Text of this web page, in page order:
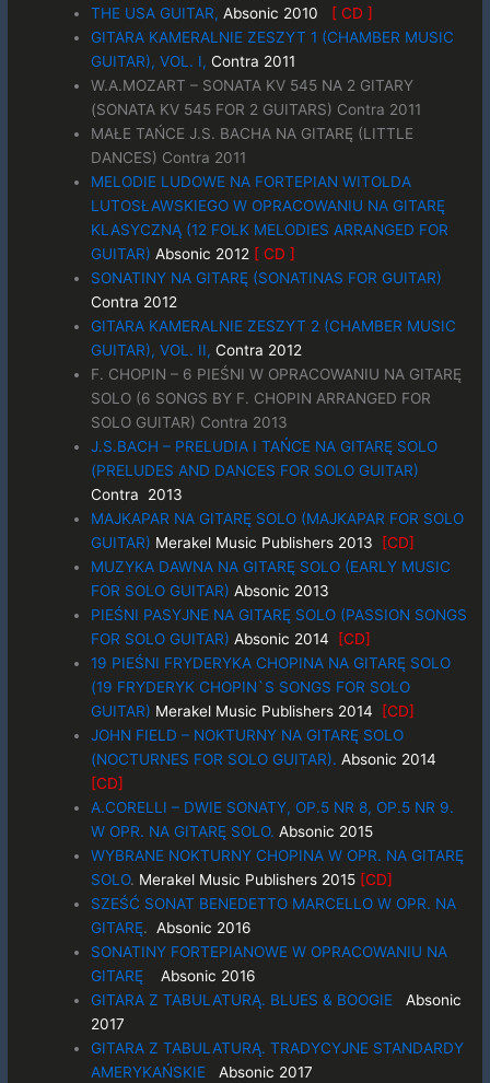
THE USA GUITAR, Absonic 2010
[ CD ]
GITARA KAMERALNIE ZESZYT 1 (CHAMBER MUSIC
GUITAR), VOL. I, Contra 2011
W.A.MOZART – SONATA KV 545 NA 2 GITARY
(SONATA KV 545 FOR 2 GUITARS) Contra 2011
MAŁE TAŃCE J.S. BACHA NA GITARĘ (LITTLE
DANCES) Contra 2011
MELODIE LUDOWE NA FORTEPIAN WITOLDA
LUTOSŁAWSKIEGO W OPRACOWANIU NA GITARĘ
KLASYCZNĄ (12 FOLK MELODIES ARRANGED FOR
GUITAR) Absonic 2012 [ CD ]
SONATINY NA GITARĘ (SONATINAS FOR GUITAR)
Contra 2012
GITARA KAMERALNIE ZESZYT 2 (CHAMBER MUSIC
GUITAR), VOL. II, Contra 2012
F. CHOPIN – 6 PIEŚNI W OPRACOWANIU NA GITARĘ
SOLO (6 SONGS BY F. CHOPIN ARRANGED FOR
SOLO GUITAR) Contra 2013
J.S.BACH – PRELUDIA I TAŃCE NA GITARĘ SOLO
(PRELUDES AND DANCES FOR SOLO GUITAR)
Contra 2013
MAJKAPAR NA GITARĘ SOLO (MAJKAPAR FOR SOLO
GUITAR) Merakel Music Publishers 2013 [CD]
MUZYKA DAWNA NA GITARĘ SOLO (EARLY MUSIC
FOR SOLO GUITAR) Absonic 2013
PIEŚNI PASYJNE NA GITARĘ SOLO (PASSION SONGS
FOR SOLO GUITAR) Absonic 2014 [CD]
19 PIEŚNI FRYDERYKA CHOPINA NA GITARĘ SOLO
(19 FRYDERYK CHOPIN`S SONGS FOR SOLO
GUITAR) Merakel Music Publishers 2014 [CD]
JOHN FIELD – NOKTURNY NA GITARĘ SOLO
(NOCTURNES FOR SOLO GUITAR). Absonic 2014
[CD]
A.CORELLI – DWIE SONATY, OP.5 NR 8, OP.5 NR 9.
W OPR. NA GITARĘ SOLO. Absonic 2015
WYBRANE NOKTURNY CHOPINA W OPR. NA GITARĘ
SOLO. Merakel Music Publishers 2015 [CD]
SZEŚĆ SONAT BENEDETTO MARCELLO W OPR. NA
GITARĘ. Absonic 2016
SONATINY FORTEPIANOWE W OPRACOWANIU NA
GITARĘ
Absonic 2016
GITARA Z TABULATURĄ. BLUES & BOOGIE
Absonic
2017
GITARA Z TABULATURĄ. TRADYCYJNE STANDARDY
AMERYKAŃSKIE
Absonic 2017